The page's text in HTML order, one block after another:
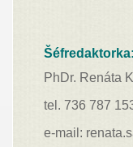
Šéfredaktorka:
PhDr. Renáta
tel. 736 787
e-mail: